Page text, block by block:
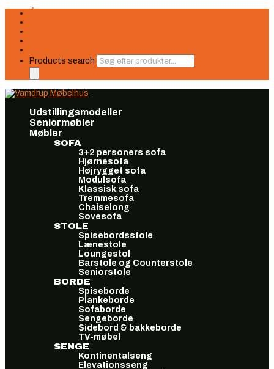
Products search
Udstillingsmodeller
Seniormøbler
Møbler
SOFA
3+2 personers sofa
Hjørnesofa
Højrygget sofa
Modulsofa
Klassisk sofa
Tremmesofa
Chaiselong
Sovesofa
STOLE
Spisebordsstole
Lænestole
Loungestol
Barstole og Counterstole
Seniorstole
BORDE
Spiseborde
Plankeborde
Sofaborde
Sengeborde
Sidebord & bakkeborde
TV-møbel
SENGE
Kontinentalseng
Elevationsseng